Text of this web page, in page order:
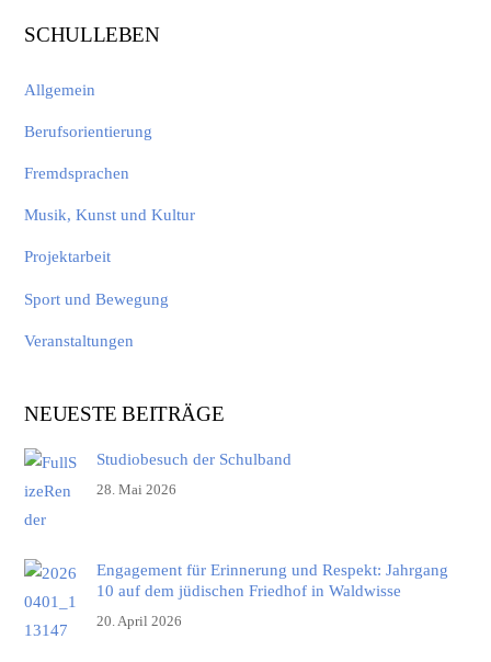
SCHULLEBEN
Allgemein
Berufsorientierung
Fremdsprachen
Musik, Kunst und Kultur
Projektarbeit
Sport und Bewegung
Veranstaltungen
NEUESTE BEITRÄGE
Studiobesuch der Schulband
28. Mai 2026
Engagement für Erinnerung und Respekt: Jahrgang
10 auf dem jüdischen Friedhof in Waldwisse
20. April 2026